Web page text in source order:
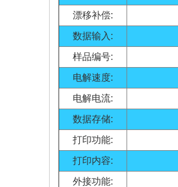
漂移补偿:
数据输入:
样品编号:
电解速度:
电解电流:
数据存储:
打印功能:
打印内容:
外接功能: